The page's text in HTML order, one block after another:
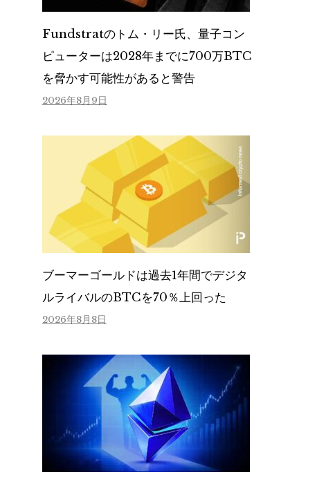
Fundstratのトム・リー氏、量子コン
ピューターは2028年までに700万BTC
を脅かす可能性があると警告
2026年8月9日
ブーマーゴールドは過去1年間でデジタ
ルライバルのBTCを70％上回った
2026年8月8日